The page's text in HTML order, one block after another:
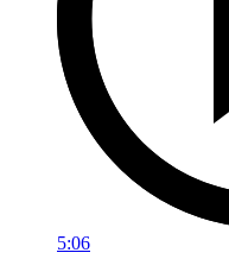
5:06